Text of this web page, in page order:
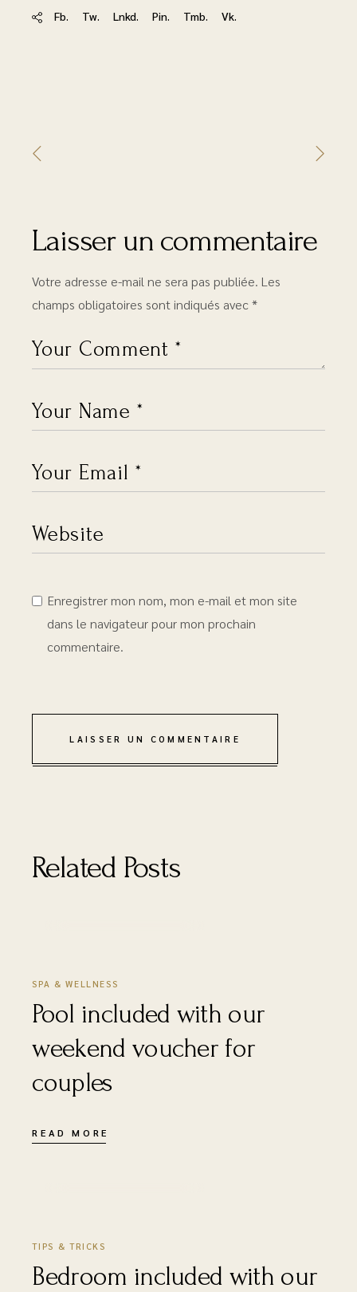
Fb. Tw. Lnkd. Pin. Tmb. Vk.
Laisser un commentaire
Votre adresse e-mail ne sera pas publiée. Les
champs obligatoires sont indiqués avec*
Enregistrer mon nom, mon e-mail et mon site
dans le navigateur pour mon prochain
commentaire.
LAISSER UN COMMENTAIRE
Related Posts
SPA & WELLNESS
Pool included with our
weekend voucher for
couples
READ MORE
TIPS & TRICKS
Bedroom included with our